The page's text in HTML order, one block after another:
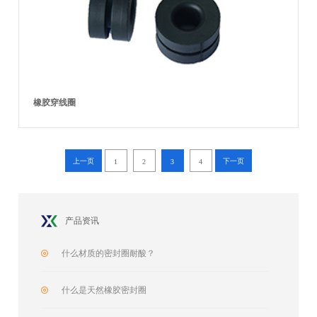
橡胶穿线圈
上一页 1 2 3 4 下一页
产品资讯
什么材质的密封圈耐酸？
什么是天然橡胶密封圈